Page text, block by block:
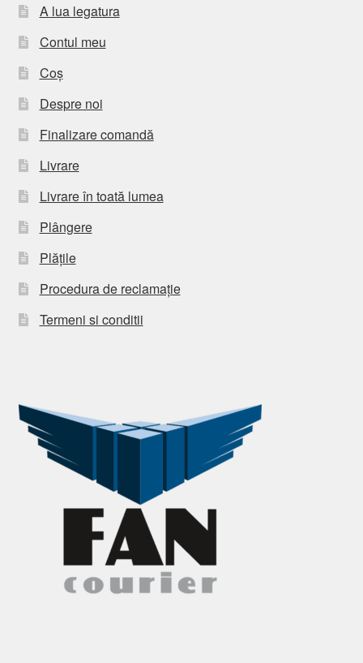
A lua legatura
Contul meu
Coș
Despre noi
Finalizare comandă
Livrare
Livrare în toată lumea
Plângere
Plățile
Procedura de reclamație
Termeni si conditii